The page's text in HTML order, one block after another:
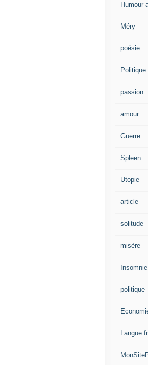
Humour
Méry
poésie
Politique
passion
amour
Guerre
Spleen
Utopie
article
solitude
misère
Insomnie
politique
Langue